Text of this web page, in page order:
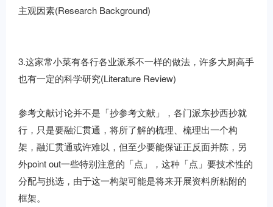
主观因素(Research Background)
3.这家常小菜有各行各业派系不一样的做法，许多大厨高手
也有一定的科学研究(Literature Review)
参考文献讨论并不是「抄参考文献」，各门派东抄西抄就
行，只是要融汇贯通，将所了解的梳理、梳理出一个构
架，融汇贯通或许难以，但至少要能保证正反面并陈，另
外point out一些特别注意的「点」，这种「点」要技术性的
分配与挑选，由于这一构架可能是将来开展资料所粘附的
框架。